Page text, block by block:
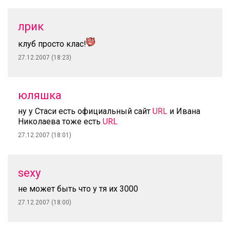
лрик
клуб просто клас!
27.12.2007 (18:23)
юляшка
ну у Стаси есть официальный сайт URL и Ивана
Николаева тоже есть URL
27.12.2007 (18:01)
sexy
не может быть что у тя их 3000
27.12.2007 (18:00)